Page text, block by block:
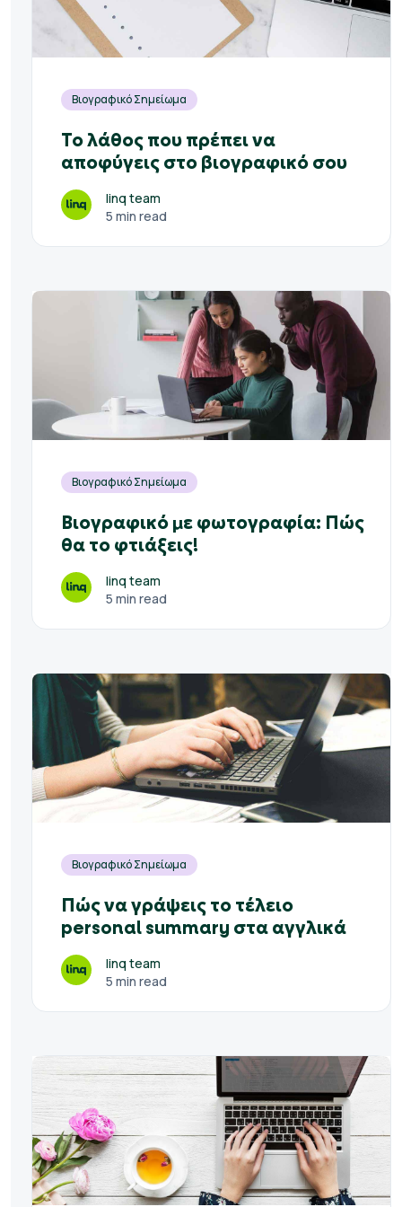
Βιογραφικό Σημείωμα
Το λάθος που πρέπει να
αποφύγεις στο βιογραφικό σου
linq team
5 min read
Βιογραφικό Σημείωμα
Βιογραφικό με φωτογραφία: Πώς
θα το φτιάξεις!
linq team
5 min read
Βιογραφικό Σημείωμα
Πώς να γράψεις το τέλειο
personal summary στα αγγλικά
linq team
5 min read